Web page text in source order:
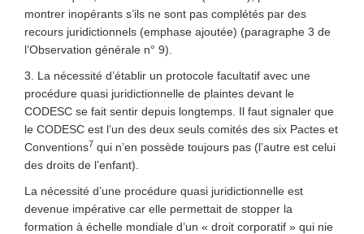
montrer inopérants s’ils ne sont pas complétés par des
recours juridictionnels (emphase ajoutée) (paragraphe 3 de
l’Observation générale n° 9).
3. La nécessité d’établir un protocole facultatif avec une
procédure quasi juridictionnelle de plaintes devant le
CODESC se fait sentir depuis longtemps. Il faut signaler que
le CODESC est l’un des deux seuls comités des six Pactes et
Conventions7 qui n’en possède toujours pas (l’autre est celui
des droits de l’enfant).
La nécessité d’une procédure quasi juridictionnelle est
devenue impérative car elle permettait de stopper la
formation à échelle mondiale d’un « droit corporatif » qui nie